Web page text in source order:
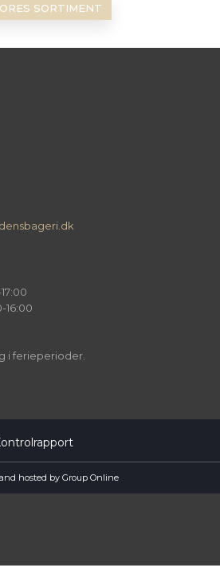
SORTIMENT
16:00
i ferieperioder.
hosted by Group Online